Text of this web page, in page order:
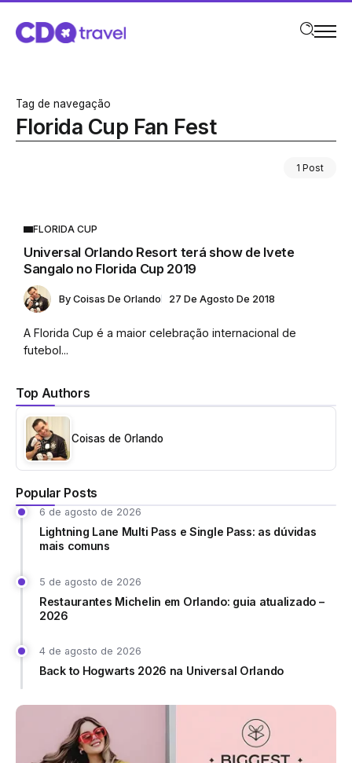
Tag de navegação
Florida Cup Fan Fest
1 Post
Top Authors
Coisas de Orlando
Popular Posts
6 de agosto de 2026
Lightning Lane Multi Pass e Single Pass: as dúvidas
mais comuns
5 de agosto de 2026
Restaurantes Michelin em Orlando: guia atualizado –
2026
4 de agosto de 2026
Back to Hogwarts 2026 na Universal Orlando
FLORIDA CUP
Universal Orlando Resort terá show de Ivete
Sangalo no Florida Cup 2019
By Coisas De Orlando 27 De Agosto De 2018
A Florida Cup é a maior celebração internacional de
futebol...